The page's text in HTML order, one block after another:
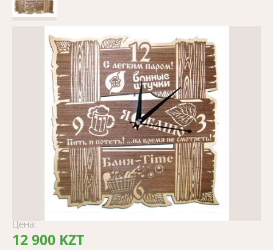
Цена:
12 900 KZT